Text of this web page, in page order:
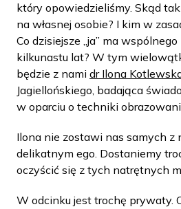
który opowiedzieliśmy. Skąd
na własnej osobie? I kim w
Co dzisiejsze „ja” ma wspólnego
kilkunastu lat? W tym
będzie z nami dr Ilona
Jagiellońskiego, badająca
w oparciu o techniki
Ilona nie zostawi nas samych z
delikatnym ego. Dostaniemy
oczyścić się z tych natrętnych
W odcinku jest trochę prywaty.